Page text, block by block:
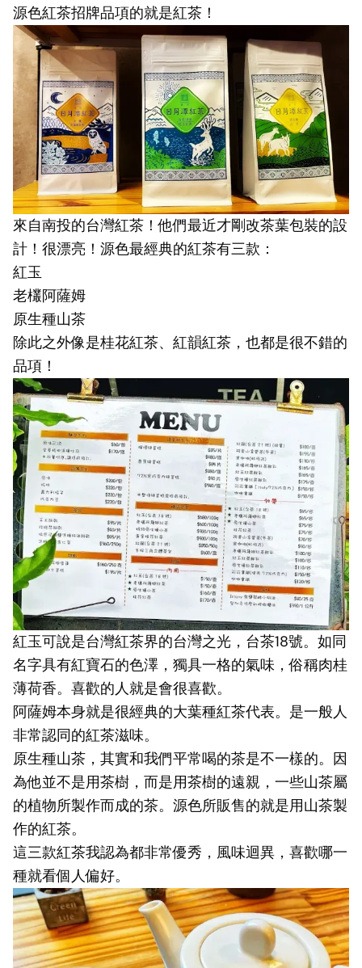
源色紅茶招牌品項的就是紅茶！
來自南投的台灣紅茶！他們最近才剛改茶葉包裝的設
計！很漂亮！源色最經典的紅茶有三款：
紅玉
老欉阿薩姆
原生種山茶
除此之外像是桂花紅茶、紅韻紅茶，也都是很不錯的
品項！
紅玉可說是台灣紅茶界的台灣之光，台茶18號。如同
名字具有紅寶石的色澤，獨具一格的氣味，俗稱肉桂
薄荷香。喜歡的人就是會很喜歡。
阿薩姆本身就是很經典的大葉種紅茶代表。是一般人
非常認同的紅茶滋味。
原生種山茶，其實和我們平常喝的茶是不一樣的。因
為他並不是用茶樹，而是用茶樹的遠親，一些山茶屬
的植物所製作而成的茶。源色所販售的就是用山茶製
作的紅茶。
這三款紅茶我認為都非常優秀，風味迴異，喜歡哪一
種就看個人偏好。